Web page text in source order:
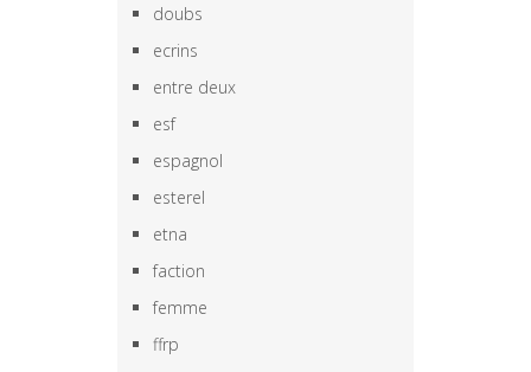
doubs
ecrins
entre deux
esf
espagnol
esterel
etna
faction
femme
ffrp